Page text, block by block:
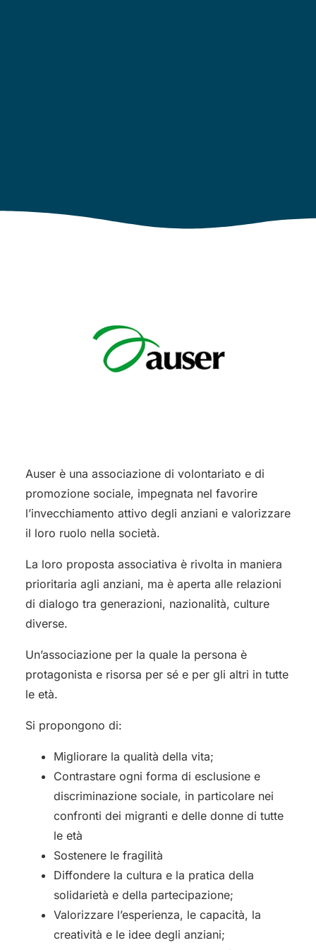
Auser è una associazione di volontariato e di
promozione sociale, impegnata nel favorire
l’invecchiamento attivo degli anziani e valorizzare
il loro ruolo nella società.
La loro proposta associativa è rivolta in maniera
prioritaria agli anziani, ma è aperta alle relazioni
di dialogo tra generazioni, nazionalità, culture
diverse.
Un’associazione per la quale la persona è
protagonista e risorsa per sé e per gli altri in tutte
le età.
Si propongono di:
Migliorare la qualità della vita;
Contrastare ogni forma di esclusione e
discriminazione sociale, in particolare nei
confronti dei migranti e delle donne di tutte
le età
Sostenere le fragilità
Diffondere la cultura e la pratica della
solidarietà e della partecipazione;
Valorizzare l’esperienza, le capacità, la
creatività e le idee degli anziani;